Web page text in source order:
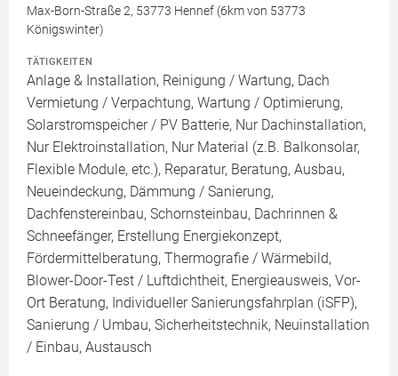
Max-Born-Straße 2, 53773 Hennef (6km von 53773
Königswinter)
TÄTIGKEITEN
Anlage & Installation, Reinigung / Wartung, Dach
Vermietung / Verpachtung, Wartung / Optimierung,
Solarstromspeicher / PV Batterie, Nur Dachinstallation,
Nur Elektroinstallation, Nur Material (z.B. Balkonsolar,
Flexible Module, etc.), Reparatur, Beratung, Ausbau,
Neueindeckung, Dämmung / Sanierung,
Dachfenstereinbau, Schornsteinbau, Dachrinnen &
Schneefänger, Erstellung Energiekonzept,
Fördermittelberatung, Thermografie / Wärmebild,
Blower-Door-Test / Luftdichtheit, Energieausweis, Vor-
Ort Beratung, Individueller Sanierungsfahrplan (iSFP),
Sanierung / Umbau, Sicherheitstechnik, Neuinstallation
/ Einbau, Austausch